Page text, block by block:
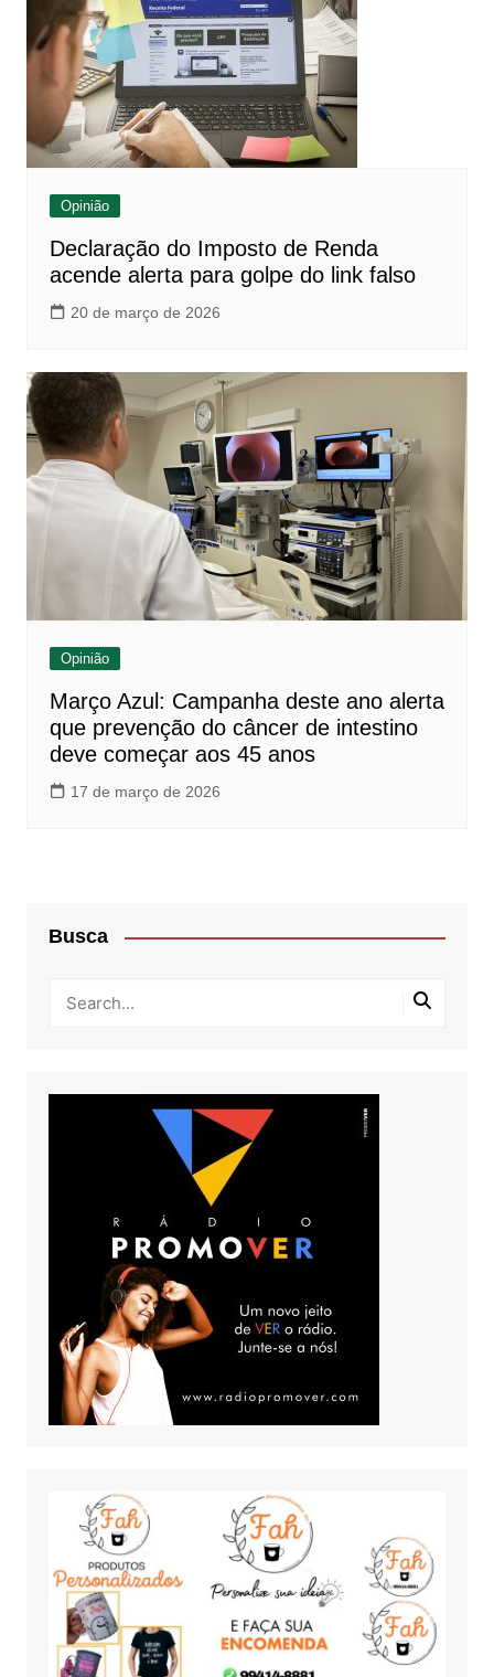
Opinião
Declaração do Imposto de Renda
acende alerta para golpe do link falso
20 de março de 2026
Opinião
Março Azul: Campanha deste ano alerta
que prevenção do câncer de intestino
deve começar aos 45 anos
17 de março de 2026
Busca